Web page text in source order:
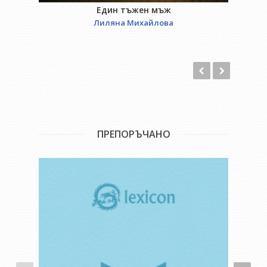
Един тъжен мъж
Лиляна Михайлова
ПРЕПОРЪЧАНО